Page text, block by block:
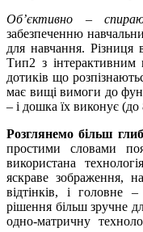
Об’єктивно –
забезпеченню
для навчання. Різниця
Тип2 з інтерактивним
дотиків що
має вищі вимоги до
– і дошка їх виконує
Розглянемо більш
простими словами
використана
яскраве зображення,
відтінків, і головне
рішення більш зручне
одно-матричну